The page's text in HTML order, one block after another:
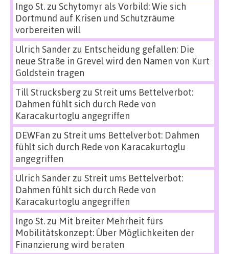
Ingo St.zu Schytomyr als Vorbild: Wie sich
Dortmund auf Krisen und Schutzräume
vorbereiten will
Ulrich Sanderzu Entscheidung gefallen: Die
neue Straße in Grevel wird den Namen von Kurt
Goldstein tragen
Till Strucksbergzu Streit ums Bettelverbot:
Dahmen fühlt sich durch Rede von
Karacakurtoglu angegriffen
DEWFan zu Streit ums Bettelverbot: Dahmen
fühlt sich durch Rede von Karacakurtoglu
angegriffen
Ulrich Sanderzu Streit ums Bettelverbot:
Dahmen fühlt sich durch Rede von
Karacakurtoglu angegriffen
Ingo St.zu Mit breiter Mehrheit fürs
Mobilitätskonzept: Über Möglichkeiten der
Finanzierung wird beraten